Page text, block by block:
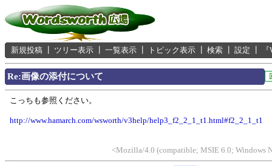
新規投稿 ツリー表示 一覧表示 トピック表示 検索 設定
Re:画像の添付について
こっちも参照ください。
http://www.hamarch.com/wsworth/v3help/help3_f2_2_1_t1.html#f2_2_1_t1
<Mozilla/4.0 (compatible; MSIE 6.0; Windows